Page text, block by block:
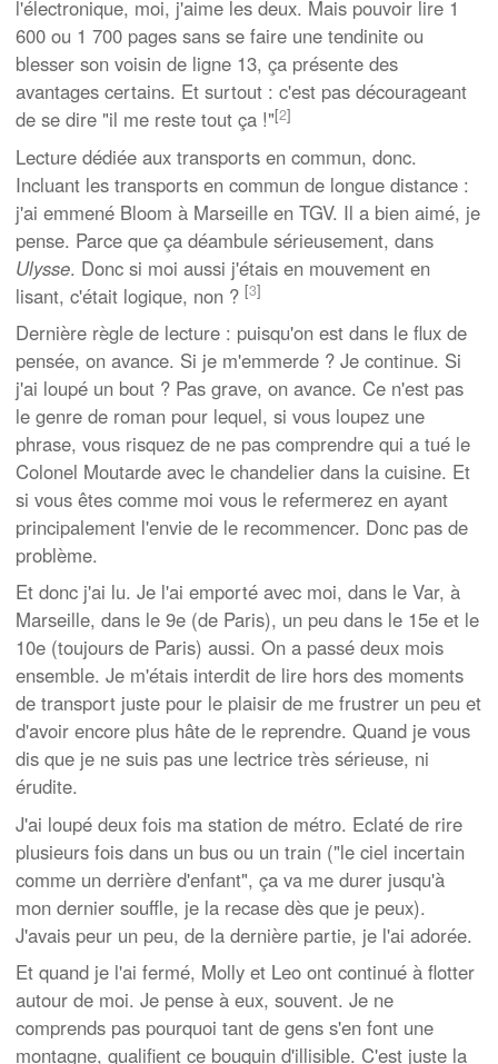
l'électronique, moi, j'aime les deux. Mais pouvoir lire 1
600 ou 1 700 pages sans se faire une tendinite ou
blesser son voisin de ligne 13, ça présente des
avantages certains. Et surtout : c'est pas décourageant
de se dire "il me reste tout ça !"[2]
Lecture dédiée aux transports en commun, donc.
Incluant les transports en commun de longue distance :
j'ai emmené Bloom à Marseille en TGV. Il a bien aimé, je
pense. Parce que ça déambule sérieusement, dans
Ulysse. Donc si moi aussi j'étais en mouvement en
lisant, c'était logique, non ? [3]
Dernière règle de lecture : puisqu'on est dans le flux de
pensée, on avance. Si je m'emmerde ? Je continue. Si
j'ai loupé un bout ? Pas grave, on avance. Ce n'est pas
le genre de roman pour lequel, si vous loupez une
phrase, vous risquez de ne pas comprendre qui a tué le
Colonel Moutarde avec le chandelier dans la cuisine. Et
si vous êtes comme moi vous le refermerez en ayant
principalement l'envie de le recommencer. Donc pas de
problème.
Et donc j'ai lu. Je l'ai emporté avec moi, dans le Var, à
Marseille, dans le 9e (de Paris), un peu dans le 15e et le
10e (toujours de Paris) aussi. On a passé deux mois
ensemble. Je m'étais interdit de lire hors des moments
de transport juste pour le plaisir de me frustrer un peu et
d'avoir encore plus hâte de le reprendre. Quand je vous
dis que je ne suis pas une lectrice très sérieuse, ni
érudite.
J'ai loupé deux fois ma station de métro. Eclaté de rire
plusieurs fois dans un bus ou un train ("le ciel incertain
comme un derrière d'enfant", ça va me durer jusqu'à
mon dernier souffle, je la recase dès que je peux).
J'avais peur un peu, de la dernière partie, je l'ai adorée.
Et quand je l'ai fermé, Molly et Leo ont continué à flotter
autour de moi. Je pense à eux, souvent. Je ne
comprends pas pourquoi tant de gens s'en font une
montagne, qualifient ce bouquin d'illisible. C'est juste la